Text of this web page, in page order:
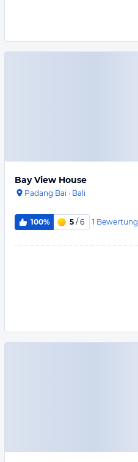
Bay View House
Padang Bai · Bali
100% 5 / 6 1 Bewertung